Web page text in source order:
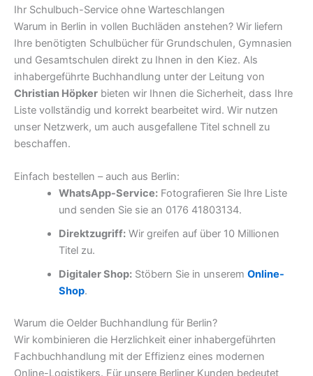
Ihr Schulbuch-Service ohne Warteschlangen
Warum in Berlin in vollen Buchläden anstehen? Wir liefern
Ihre benötigten Schulbücher für Grundschulen, Gymnasien
und Gesamtschulen direkt zu Ihnen in den Kiez. Als
inhabergeführte Buchhandlung unter der Leitung von
Christian Höpker bieten wir Ihnen die Sicherheit, dass Ihre
Liste vollständig und korrekt bearbeitet wird. Wir nutzen
unser Netzwerk, um auch ausgefallene Titel schnell zu
beschaffen.
Einfach bestellen – auch aus Berlin:
WhatsApp-Service:Fotografieren Sie Ihre Liste
und senden Sie sie an 0176 41803134.
Direktzugriff:Wir greifen auf über 10 Millionen
Titel zu.
Digitaler Shop:Stöbern Sie in unserem Online-
Shop.
Warum die Oelder Buchhandlung für Berlin?
Wir kombinieren die Herzlichkeit einer inhabergeführten
Fachbuchhandlung mit der Effizienz eines modernen
Online-Logistikers. Für unsere Berliner Kunden bedeutet